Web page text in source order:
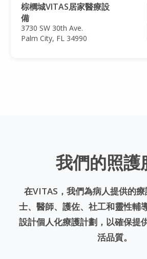
棕櫚城VITAS居家醫療設
備
3730 SW 30th Ave.
Palm City, FL 34990
我們的照護
在VITAS，我們為病人提供的
士、醫師、護佐、社工和靈性輔
設計個人化療護計劃，以確保提
活品質。